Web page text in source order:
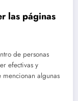
las páginas
de personas
efectivas y
mencionan algunas